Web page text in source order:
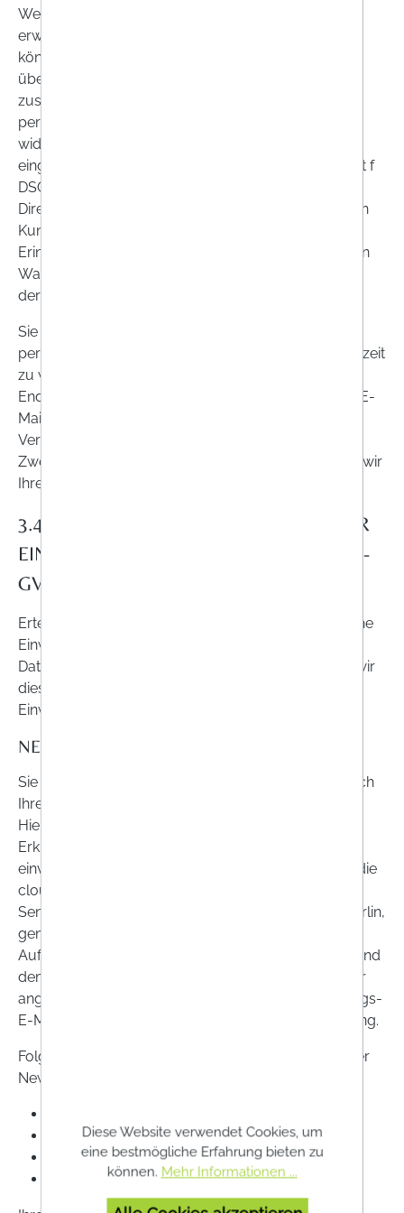
Wenn Sie bei uns Waren oder Dienstleistungen
erwerben und hierbei Ihre E-Mail-Adresse angeben,
können wir Ihnen zukünftig per E-Mail Informationen
über eigene ähnliche Produkte und Dienstleistungen
zusenden, sofern Sie dieser Verarbeitung Ihrer
personenbezogenen Daten nicht bei der Erhebung
widersprechen und nicht in der ECG-Liste der RTR
eingetragen sind (§ 174 Abs 4 TKG 2021; Art 6 Abs 1 lit f
DSGVO). Unser berechtigtes Interesse liegt in der
Direktwerbung und Kommunikation mit bestehenden
Kunden. Wir können Ihnen auch eine einmalige
Erinnerungsmail zusenden, wenn Sie Produkte in den
Warenkorb gelegt haben und den Bestellvorgang in
der Folge nicht abschließen.
Sie haben das Recht, der Verarbeitung Ihrer
personenbezogenen Daten zu Werbezwecken jederzeit
zu widersprechen, indem Sie den Abmeldelink am
Ende einer jeden Nachricht betätigen oder uns eine E-
Mail an
Verarbeitung Ihrer personenbezogenen Daten für
Zwecke der Direktwerbung widersprechen, werden wir
Ihre Daten nicht mehr für diese Zwecke verarbeiten.
3.4. VERARBEITUNG IM RAHMEN IHRER
EINWILLIGUNG (ART. 6 ABS. 1 LIT. A DS-
GVO)
Erteilen Sie uns nach den bestehenden Vorgaben eine
Einwilligung in die Verarbeitung personenbezogener
Daten für einen bestimmten Zweck, so verarbeiten wir
diese Daten innerhalb der Einwilligung. Jede
Einwilligung ist jederzeit für die Zukunft widerruflich.
NEWSLETTER
Sie haben die Möglichkeit, über unsere Website durch
Ihre Einwilligung unseren Newsletter zu abonnieren.
Hierfür benötigen wir Ihre E-Mail-Adresse und ihre
Erklärung, dass Sie mit dem Bezug des Newsletters
einverstanden sind. Um Newsletter zu senden wird die
cloudbasierte Drittanbietersoftware Brevo, der
Sendinblue GmbH, Köpenicker Straße 126, 10179 Berlin,
genutzt. Es existiert eine
Auftragsverarbeitungsvereinbarung zwischen uns und
dem Drittanbieter. Sobald Sie sich für den Newsletter
angemeldet haben, senden wir Ihnen ein Bestätigungs-
E-Mail mit einem Link zur Bestätigung der Anmeldung.
Folgende personenbezogene Daten werden bei einer
Newsletterregistrierung gespeichert:
Name (optional)
Vorname (optional)
Geschlecht (optional)
Diese Website verwendet Cookies, um
eine bestmögliche Erfahrung bieten zu
können. Mehr Informationen ...